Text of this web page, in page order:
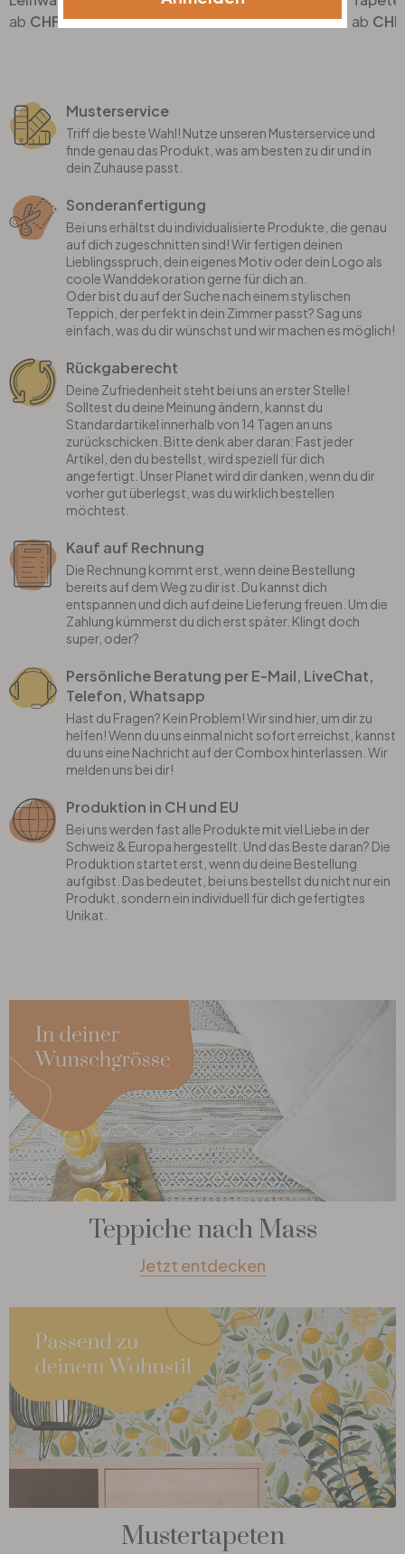
CHF 36.90
CHF 165.00
Musterservice
Triff die beste Wahl! Nutze unseren Musterservice und
finde genau das Produkt, was am besten zu dir und in
dein Zuhause passt.
Sonderanfertigung
Bei uns erhältst du individualisierte Produkte, die genau
auf dich zugeschnitten sind! Wir fertigen deinen
Lieblingsspruch, dein eigenes Motiv oder dein Logo als
coole Wanddekoration gerne für dich an.
Oder bist du auf der Suche nach einem stylischen
Teppich, der perfekt in dein Zimmer passt? Sag uns
einfach, was du dir wünschst und wir machen es möglich!
Rückgaberecht
Deine Zufriedenheit steht bei uns an erster Stelle!
Solltest du deine Meinung ändern, kannst du
Standardartikel innerhalb von 14 Tagen an uns
zurückschicken. Bitte denk aber daran: Fast jeder
Artikel, den du bestellst, wird speziell für dich
angefertigt. Unser Planet wird dir danken, wenn du dir
vorher gut überlegst, was du wirklich bestellen
möchtest.
Kauf auf Rechnung
Die Rechnung kommt erst, wenn deine Bestellung
bereits auf dem Weg zu dir ist. Du kannst dich
entspannen und dich auf deine Lieferung freuen. Um die
Zahlung kümmerst du dich erst später. Klingt doch
super, oder?
Persönliche Beratung per E-Mail, LiveChat,
Telefon, Whatsapp
Hast du Fragen? Kein Problem! Wir sind hier, um dir zu
helfen! Wenn du uns einmal nicht sofort erreichst, kannst
du uns eine Nachricht auf der Combox hinterlassen. Wir
melden uns bei dir!
Produktion in CH und EU
Bei uns werden fast alle Produkte mit viel Liebe in der
Schweiz & Europa hergestellt. Und das Beste daran? Die
Produktion startet erst, wenn du deine Bestellung
aufgibst. Das bedeutet, bei uns bestellst du nicht nur ein
Produkt, sondern ein individuell für dich gefertigtes
Unikat.
Teppiche nach Mass
Jetzt entdecken
Mustertapeten